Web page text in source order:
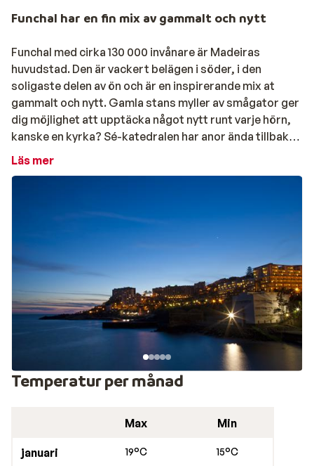
Funchal har en fin mix av gammalt och nytt
Funchal med cirka 130 000 invånare är Madeiras
huvudstad. Den är vackert belägen i söder, i den
soligaste delen av ön och är en inspirerande mix at
gammalt och nytt. Gamla stans myller av smågator ger
dig möjlighet att upptäcka något nytt runt varje hörn,
kanske en kyrka? Sé-katedralen har anor ända tillbaka
till 1400talet. Flera museer drar den konstintresserade,
Stadens läge på bergssidorna runt en bukt är som
mest imponerande att beundra en bit över havet. Ta
linbanan uppför berget och låt dig hänföras av stadens
mestadels ljusa bebyggelse med röda tegeltak med
trädgårdarnas blommor i många färger framför
havets blå bakgrund. Nere vid havet finns bad i Lido-
området och en strandpromenad att utforska och du
kan vandra längs kusten till en by några kilometer bort
och komma förbi Praia Formosa-stranden av gråaktig
och många återvänder för att alltid hitta något nytt.
Läs mer
Temperatur per månad
Max Min
januari 19°C 15°C